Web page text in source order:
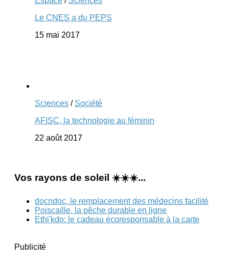
Le CNES a du PEPS
15 mai 2017
Sciences / Société
AFISC, la technologie au féminin
22 août 2017
Vos rayons de soleil ☀️☀️☀️...
docndoc, le remplacement des médecins facilité
Poiscaille, la pêche durable en ligne
Ethi'kdo: le cadeau écoresponsable à la carte
Publicité